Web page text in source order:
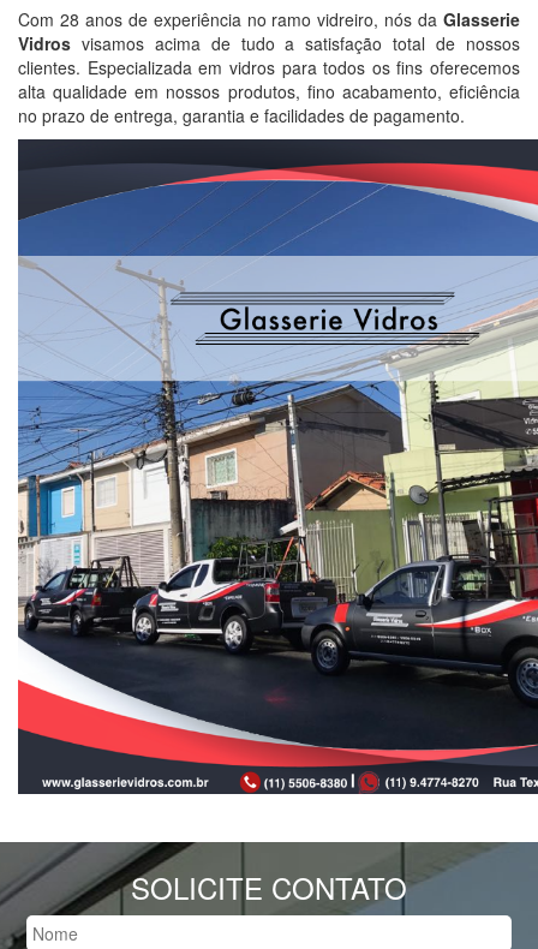
Com 28 anos de experiência no ramo vidreiro, nós da Glasserie
Vidros visamos acima de tudo a satisfação total de nossos
clientes. Especializada em vidros para todos os fins oferecemos
alta qualidade em nossos produtos, fino acabamento, eficiência
no prazo de entrega, garantia e facilidades de pagamento.
SOLICITE CONTATO